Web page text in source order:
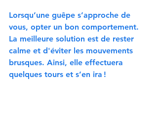
Lorsqu’une guêpe s’approche de
vous, opter un bon comportement.
La meilleure solution est de rester
calme et d'éviter les mouvements
brusques. Ainsi, elle effectuera
quelques tours et s’en ira !